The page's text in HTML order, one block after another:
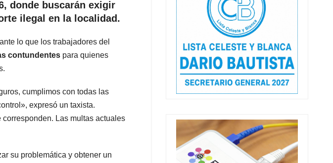
donde buscarán exigir
ilegal en la localidad.
lo que los trabajadores del
contundentes para quienes
cumplimos con todas las
expresó un taxista.
Las multas actuales
su problemática y obtener un